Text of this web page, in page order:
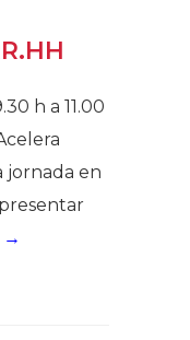
h a 11.00
jornada en
→